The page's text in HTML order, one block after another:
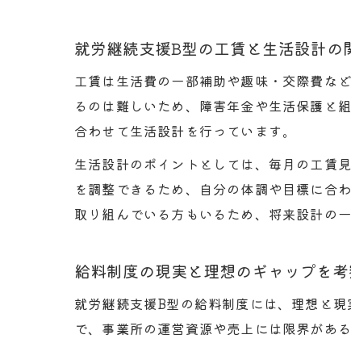
就労継続支援B型の工賃と生活設計の
工賃は生活費の一部補助や趣味・交際費な
るのは難しいため、障害年金や生活保護と
合わせて生活設計を行っています。
生活設計のポイントとしては、毎月の工賃
を調整できるため、自分の体調や目標に合
取り組んでいる方もいるため、将来設計の
給料制度の現実と理想のギャップを
就労継続支援B型の給料制度には、理想と
で、事業所の運営資源や売上には限界があ